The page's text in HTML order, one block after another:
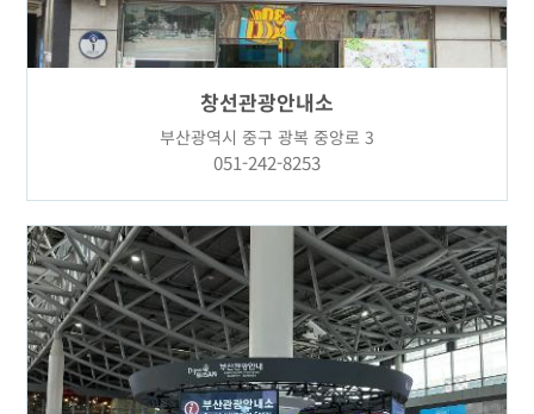
창선관광안내소
부산광역시 중구 광복 중앙로 3
051-242-8253